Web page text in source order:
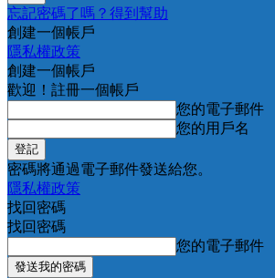
忘記密碼了嗎？得到幫助
創建一個帳戶
隱私權政策
創建一個帳戶
歡迎！註冊一個帳戶
您的電子郵件
您的用戶名
密碼將通過電子郵件發送給您。
隱私權政策
找回密碼
找回密碼
您的電子郵件